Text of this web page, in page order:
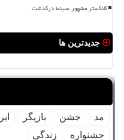
گانگستر مشهور سینما درگذشت
جدیدترین ها
مد جشن بازیگر
جشنواره
زندگی